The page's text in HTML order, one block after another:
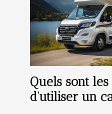
Quels sont les
d’utiliser un